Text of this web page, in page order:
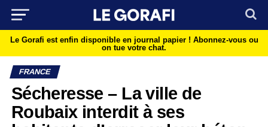
Le Gorafi est enfin disponible en journal papier ! Abonnez-vous ou
on tue votre chat.
FRANCE
Sécheresse – La ville de
Roubaix interdit à ses